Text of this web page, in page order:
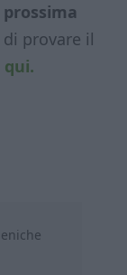
provare il
qui.